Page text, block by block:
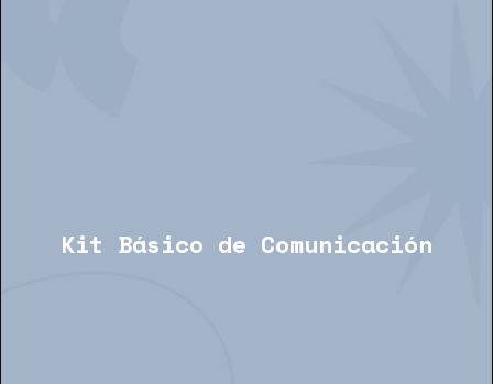
Kit Básico de Comunicación